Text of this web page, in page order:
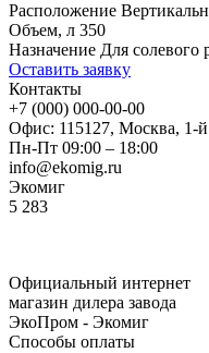
Расположение
Объем, л 350
Назначение Для солевого
Оставить заявку
Контакты
+7 (000) 000-00-00
Офис: 115127, Москва, 1-
Пн-Пт 09:00 – 18:00
info@ekomig.ru
Экомиг
5 283
Официальный интернет
магазин дилера завода
ЭкоПром - Экомиг
Способы оплаты